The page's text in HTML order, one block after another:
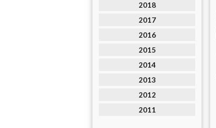
2018
2017
2016
2015
2014
2013
2012
2011